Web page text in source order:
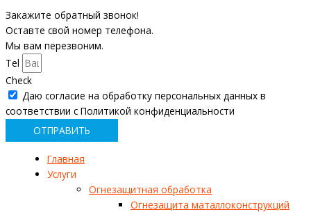
Закажите обратный звонок!
Оставте свой номер телефона.
Мы вам перезвоним.
Tel
Check
Даю согласие на обработку персональных данных в
соответствии с Политикой конфиденциальности
ОТПРАВИТЬ
Главная
Услуги
Огнезащитная обработка
Огнезащита маталлоконструкций